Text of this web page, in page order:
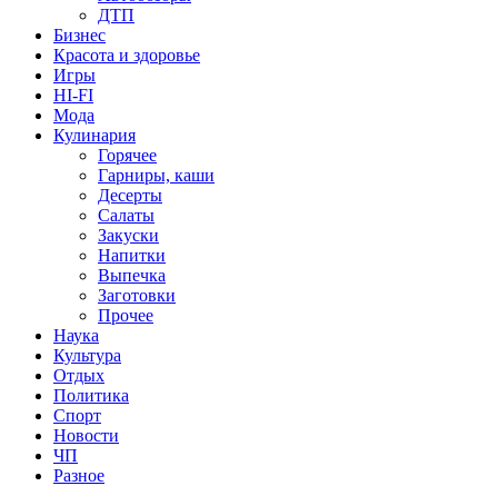
ДТП
Бизнес
Красота и здоровье
Игры
HI-FI
Мода
Кулинария
Горячее
Гарниры, каши
Десерты
Салаты
Закуски
Напитки
Выпечка
Заготовки
Прочее
Наука
Культура
Отдых
Политика
Спорт
Новости
ЧП
Разное